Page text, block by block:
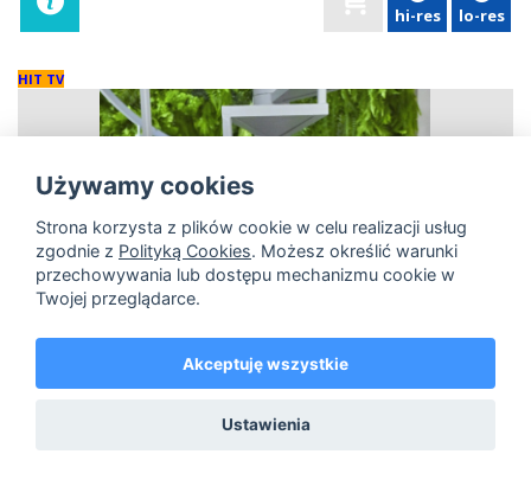
hi-res lo-res
HIT TV
Używamy cookies
Strona korzysta z plików cookie w celu realizacji usług
zgodnie z Polityką Cookies. Możesz określić warunki
przechowywania lub dostępu mechanizmu cookie w
Twojej przeglądarce.
Akceptuję wszystkie
Ustawienia